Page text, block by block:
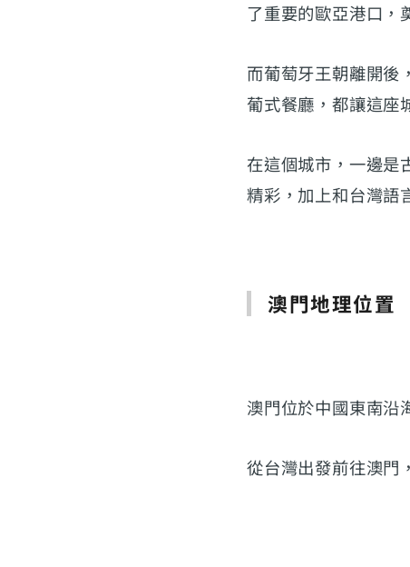
了重要的歐亞港口，
而葡萄牙王朝離開後
葡式餐廳，都讓這座
在這個城市，一邊是
精彩，加上和台灣語
澳門地理位置
澳門位於中國東南沿
從台灣出發前往澳門